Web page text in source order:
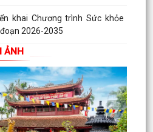
lý điểm kinh doanh tự phát,
phòng cháy tại các chợ
lý thuốc bảo vệ thực vật, bảo
xuất nông nghiệp
Đào tạo Hải Phòng yêu cầu tập
đủ các điều kiện cho năm
ẢNH